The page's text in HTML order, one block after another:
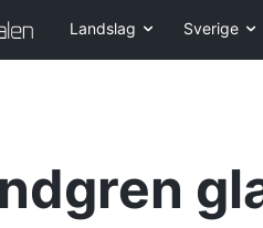
Landslag Sverige